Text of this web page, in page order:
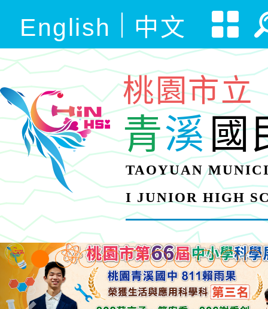
English 中文
桃園市立
青溪國
TAOYUAN
I JUNIOR HIGH